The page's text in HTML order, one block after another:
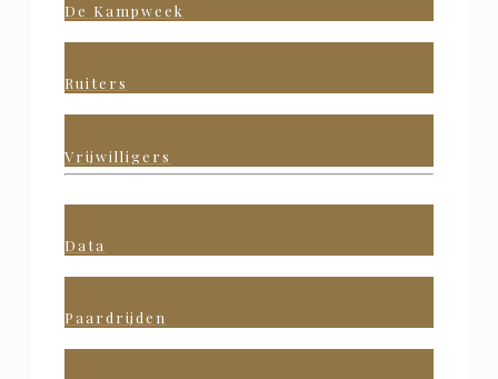
De Kampweek
Ruiters
Vrijwilligers
Data
Paardrijden